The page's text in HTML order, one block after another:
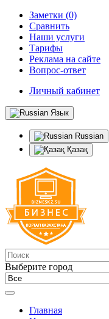
Заметки (0)
Сравнить
Наши услуги
Тарифы
Реклама на сайте
Вопрос-ответ
Личный кабинет
Язык
Russian
Қазақ
Выберите город
Главная